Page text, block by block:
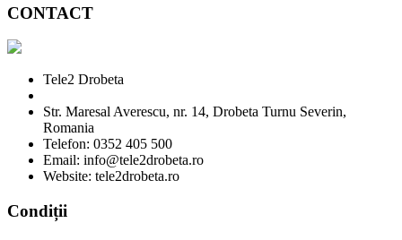
CONTACT
Tele2 Drobeta
Str. Maresal Averescu, nr. 14, Drobeta Turnu Severin,
Romania
Telefon: 0352 405 500
Email: info@tele2drobeta.ro
Website: tele2drobeta.ro
Condiții